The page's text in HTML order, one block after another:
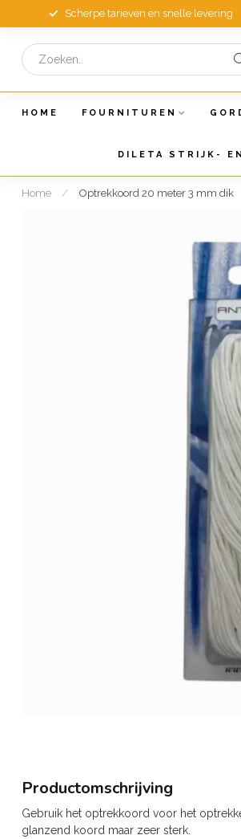
Scherpe tarieven en snelle levering
HOME FOURNITUREN
DILETA STRIJK-
Home / Optrekkoord 20 meter 3 mm dik
Productomschrijving
Gebruik het optrekkoord voor het
glanzend koord maar zeer sterk.